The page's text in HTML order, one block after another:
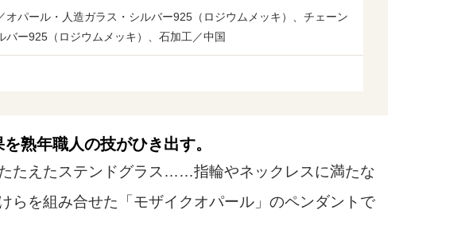
オパール・人造ガラス・シルバー925（ロジウムメッキ）、チェーン
バー925（ロジウムメッキ）、石加工／中国
熟年職人の技がひき出す。
たえたステンドグラス……指輪やネックレスに満たな
らを組み合せた「モザイクオパール」のペンダントで